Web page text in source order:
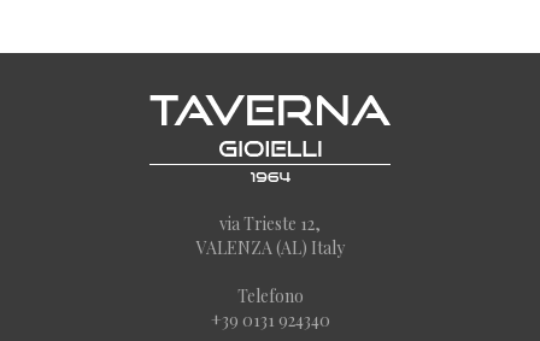
via Trieste 12,
VALENZA (AL) Italy
Telefono
+39 0131 924340